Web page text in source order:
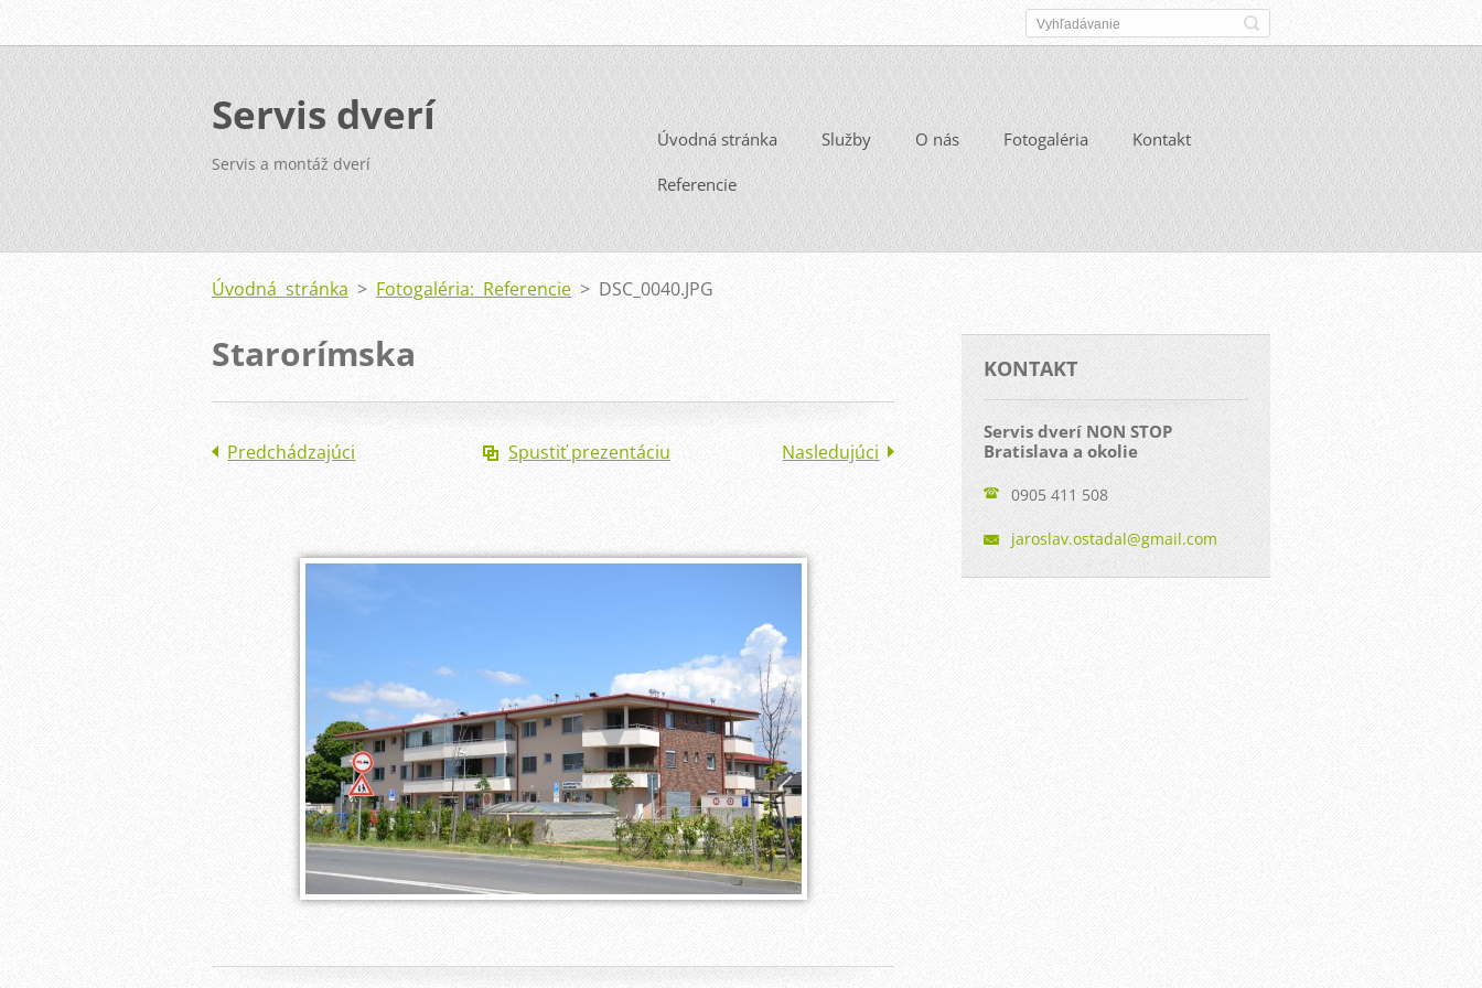
Servis dverí
Servis a montáž dverí
Úvodná stránka Služby O nás Fotogaléria Kontakt
Referencie
Úvodná stránka > Fotogaléria: Referencie > DSC_0040.JPG
Starorímska
Predchádzajúci Spustiť prezentáciu Nasledujúci
KONTAKT
Servis dverí NON STOP
Bratislava a okolie
0905 411 508
jaroslav.ostadal@gmail.com